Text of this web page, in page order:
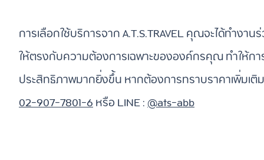
การเลือกใช้บริการจาก A.T.S.TRAVEL คุณจะได้ทำ
ให้ตรงกับความต้องการเฉพาะขององค์กรคุณ ทำให้ก
ประสิทธิภาพมากยิ่งขึ้น หากต้องการทราบราคาเพิ่มเติ
02-907-7801-6หรือ LINE :@ats-abb